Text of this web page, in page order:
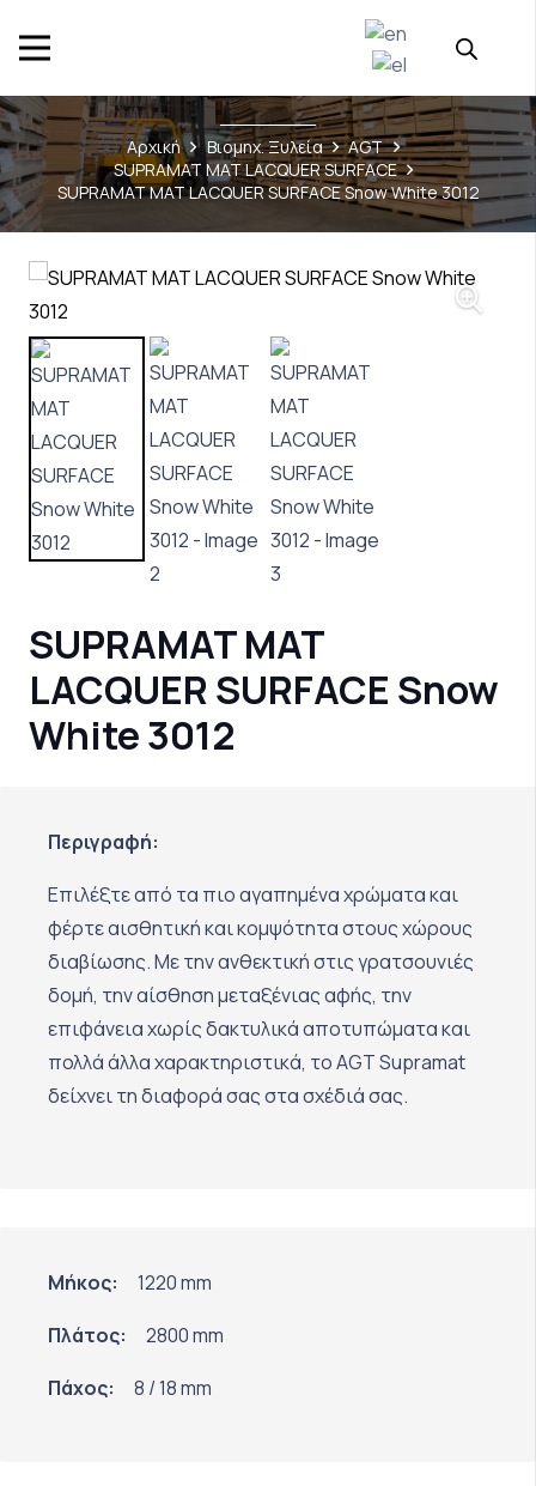
Αρχική Βιομηχ. Ξυλεία
AGT
SUPRAMAT MAT LACQUER SURFACE
SUPRAMAT MAT LACQUER SURFACE Snow White 3012
SUPRAMAT MAT
LACQUER SURFACE Snow
White 3012
Περιγραφή:
Επιλέξτε από τα πιο αγαπημένα χρώματα και
φέρτε αισθητική και κομψότητα στους χώρους
διαβίωσης. Με την ανθεκτική στις γρατσουνιές
δομή, την αίσθηση μεταξένιας αφής, την
επιφάνεια χωρίς δακτυλικά αποτυπώματα και
πολλά άλλα χαρακτηριστικά, το AGT Supramat
δείχνει τη διαφορά σας στα σχέδιά σας.
Μήκος:
1220 mm
Πλάτος:
2800 mm
Πάχος:
8 / 18 mm